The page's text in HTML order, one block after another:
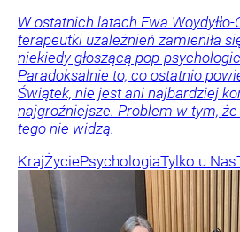
W ostatnich latach Ewa
terapeutki uzależnień zamieniła
niekiedy głoszącą pop-
Paradoksalnie to, co ostatnio
Świątek, nie jest ani najbardziej
najgroźniejsze. Problem w tym,
tego nie widzą.
KrajŻyciePsychologiaTylko u Nas